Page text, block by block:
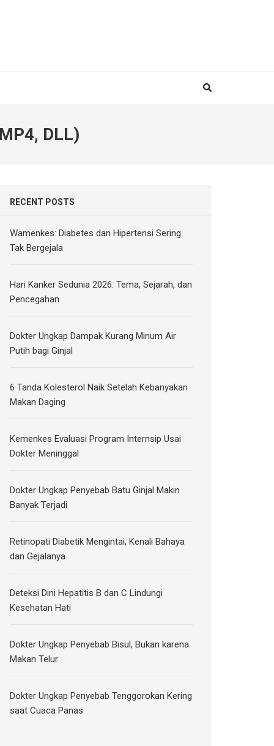
DLL)
RECENT POSTS
Wamenkes: Diabetes dan Hipertensi Sering
Tak Bergejala
Hari Kanker Sedunia 2026: Tema, Sejarah, dan
Pencegahan
Dokter Ungkap Dampak Kurang Minum Air
Putih bagi Ginjal
6 Tanda Kolesterol Naik Setelah Kebanyakan
Makan Daging
Kemenkes Evaluasi Program Internsip Usai
Dokter Meninggal
Dokter Ungkap Penyebab Batu Ginjal Makin
Banyak Terjadi
Retinopati Diabetik Mengintai, Kenali Bahaya
dan Gejalanya
Deteksi Dini Hepatitis B dan C Lindungi
Kesehatan Hati
Dokter Ungkap Penyebab Bisul, Bukan karena
Makan Telur
Dokter Ungkap Penyebab Tenggorokan Kering
saat Cuaca Panas